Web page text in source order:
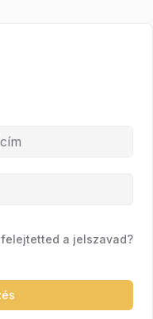
a jelszavad?